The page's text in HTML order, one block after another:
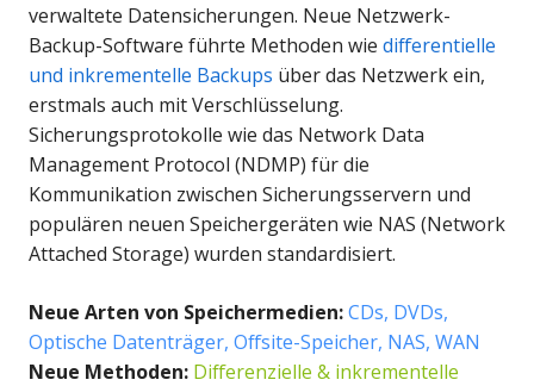
verwaltete Datensicherungen. Neue Netzwerk-
Backup-Software führte Methoden wie differentielle
und inkrementelle Backups über das Netzwerk ein,
erstmals auch mit Verschlüsselung.
Sicherungsprotokolle wie das Network Data
Management Protocol (NDMP) für die
Kommunikation zwischen Sicherungsservern und
populären neuen Speichergeräten wie NAS (Network
Attached Storage) wurden standardisiert.
Neue Arten von Speichermedien:CDs, DVDs,
Optische Datenträger, Offsite-Speicher, NAS, WAN
Neue Methoden: Differenzielle & inkrementelle